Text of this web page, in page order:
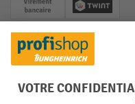
Paiement anticipé
Twint
Réseaux sociaux
Facebook
YouTube
LinkedIn
Instagram